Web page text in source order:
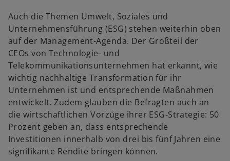
Auch die Themen Umwelt, Soziales und
Unternehmensführung (ESG) stehen weiterhin oben
auf der Management-Agenda. Der Großteil der
CEOs von Technologie- und
Telekommunikationsunternehmen hat erkannt, wie
wichtig nachhaltige Transformation für ihr
Unternehmen ist und entsprechende Maßnahmen
entwickelt. Zudem glauben die Befragten auch an
die wirtschaftlichen Vorzüge ihrer ESG-Strategie: 50
Prozent geben an, dass entsprechende
Investitionen innerhalb von drei bis fünf Jahren eine
signifikante Rendite bringen können.
n
n
r
e
e